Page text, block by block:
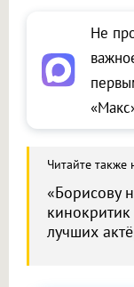
Не
Читайте также
«Борисову
лучших